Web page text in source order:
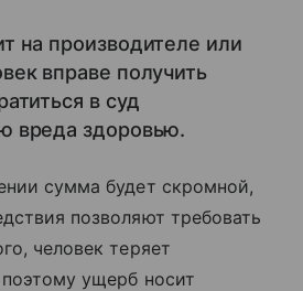
на производителе или
вправе получить
в суд
вреда здоровью.
сумма будет скромной,
позволяют требовать
человек теряет
ущерб носит